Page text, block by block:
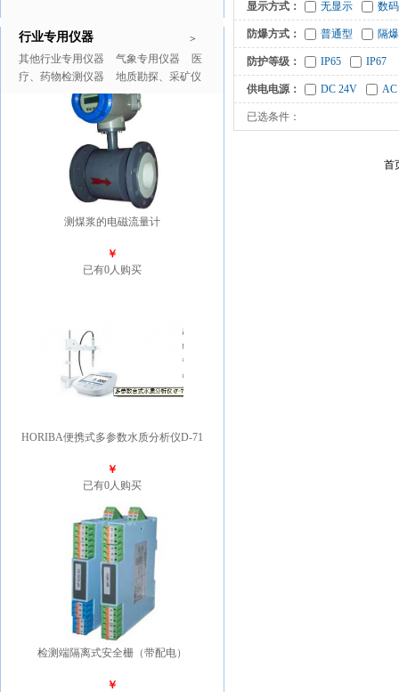
>
行业专用仪器
其他行业专用仪器 气象专用仪器
医
疗、药物检测仪器
地质勘探、采矿仪
推广商品 更多>>
测煤浆的电磁流量计
￥
已有0人购买
HORIBA便携式多参数水质分析仪D-71
￥
已有0人购买
检测端隔离式安全栅（带配电）
￥
显示方式： 无显示 数
防爆方式： 普通型 隔
防护等级： IP65 IP67
供电电源： DC 24V AC
已选条件：
首